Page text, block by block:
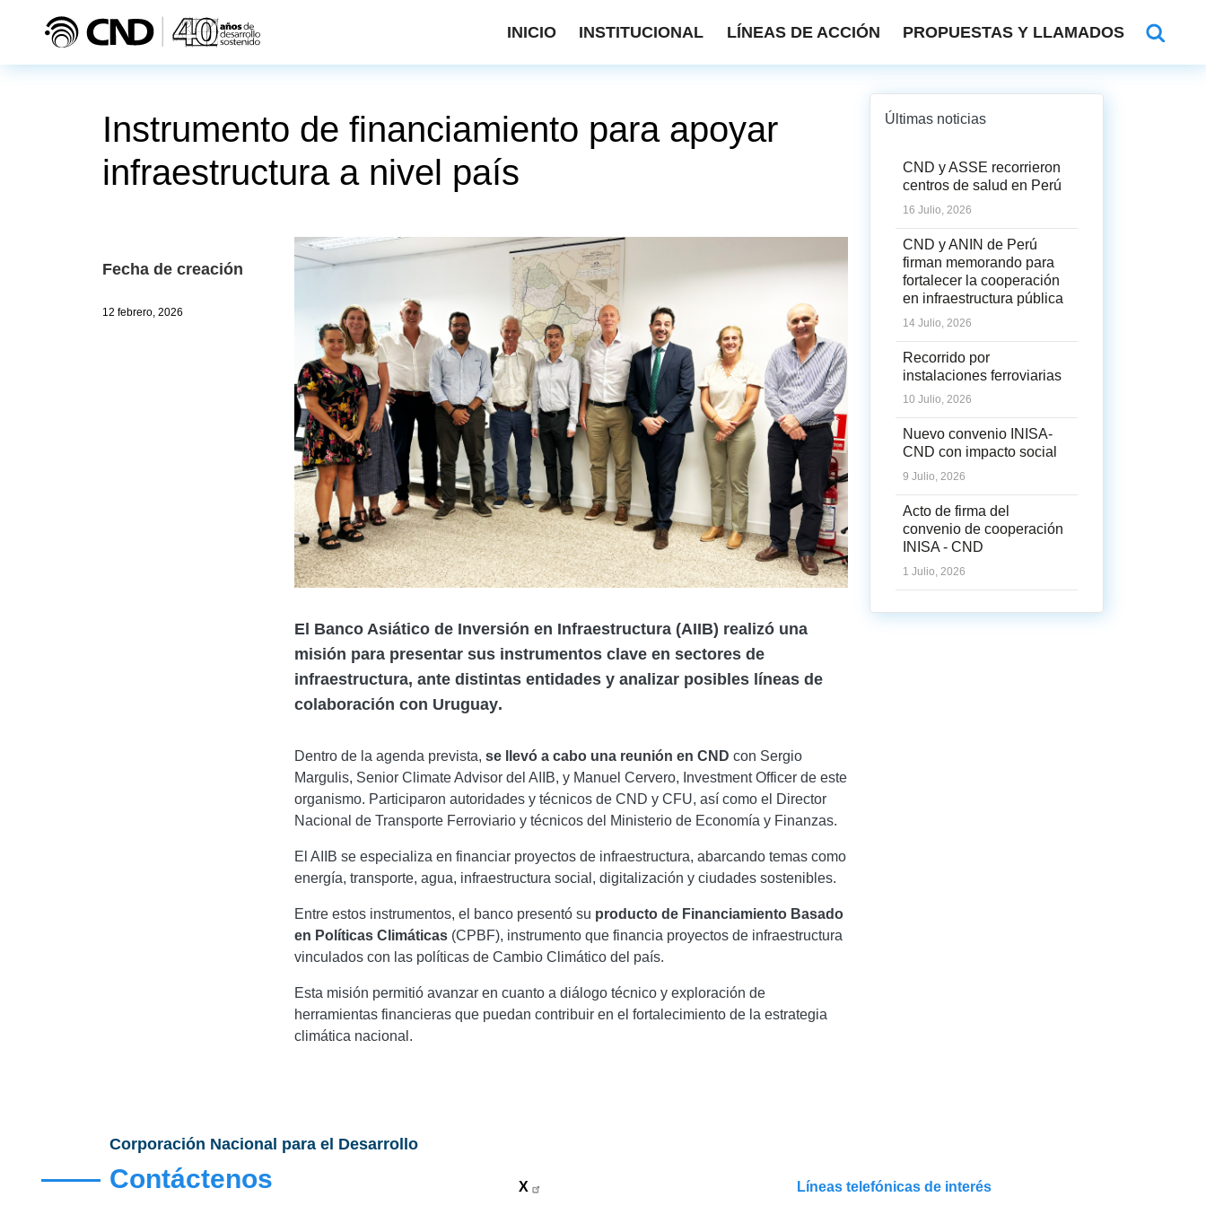
INICIO INSTITUCIONAL LÍNEAS DE ACCIÓN PROPUESTAS Y LLAMADOS
Instrumento de financiamiento para apoyar
infraestructura a nivel país
Fecha de creación
12 febrero, 2026
El Banco Asiático de Inversión en Infraestructura(AIIB) realizó una
misión para presentar sus instrumentos clave en sectores de
infraestructura, ante distintas entidades y analizar posibles líneas de
colaboración con Uruguay.
Dentro de la agenda prevista, se llevó a cabo una reunión en CND con Sergio
Margulis, Senior Climate Advisor del AIIB, y Manuel Cervero, Investment Officer de este
organismo. Participaron autoridades y técnicos de CND y CFU, así como el Director
Nacional de Transporte Ferroviario y técnicos del Ministerio de Economía y Finanzas.
El AIIB se especializa en financiar proyectos de infraestructura, abarcando temas como
energía, transporte, agua, infraestructura social, digitalización y ciudades sostenibles.
Entre estos instrumentos, el banco presentó su producto de Financiamiento Basado
en Políticas Climáticas(CPBF), instrumento que financia proyectos de infraestructura
vinculados con las políticas de Cambio Climático del país.
Esta misión permitió avanzar en cuanto a diálogo técnico y exploración de
herramientas financieras que puedan contribuir en el fortalecimiento de la estrategia
climática nacional.
Últimas noticias
CND y ASSE recorrieron
centros de salud en Perú
16 Julio, 2026
CND y ANIN de Perú
firman memorando para
fortalecer la cooperación
en infraestructura pública
14 Julio, 2026
Recorrido por
instalaciones ferroviarias
10 Julio, 2026
Nuevo convenio INISA-
CND con impacto social
9 Julio, 2026
Acto de firma del
convenio de cooperación
INISA - CND
1 Julio, 2026
Corporación Nacional para el Desarrollo
Contáctenos X Líneas telefónicas de interés